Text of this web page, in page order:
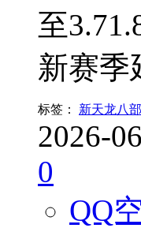
至
新赛季
标签： 新天龙八部
2026-
0
QQ